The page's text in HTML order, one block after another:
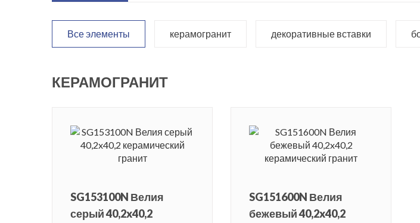
Все элементы керамогранит декоративные вставки
КЕРАМОГРАНИТ
SG153100N Велия
серый 40,2x40,2
SG151600N Велия
бежевый 40,2x40,2